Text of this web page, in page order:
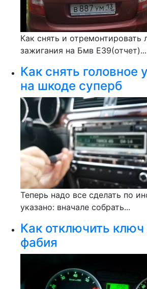
Как снять и отремонтировать
зажигания на Бмв E39(отчет)...
Как снять головное
на шкоде суперб
Теперь надо все сделать по
указано: вначале собрать...
Как отключить
фабия